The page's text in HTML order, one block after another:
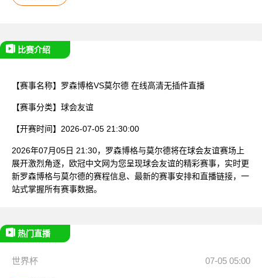
比赛介绍
【赛事名称】 罗森博格VS莫尔德 在线高清无插件直播
【赛事分类】 球会友谊
【开赛时间】 2026-07-05 21:30:00
2026年07月05日 21:30，罗森博格与莫尔德将在球会友谊赛场上
展开激烈角逐，欧冠中文网为您呈现球会友谊的精彩赛事，实时更
新罗森博格与莫尔德的赛程信息、最新的赛事安排和直播链接，一
站式掌握所有赛事数据。
热门直播
世界杯 07-05 05:00